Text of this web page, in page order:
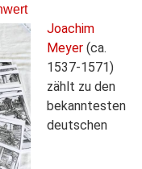
Joachim
Meyer (ca.
1537-1571)
zählt zu den
bekanntesten
deutschen